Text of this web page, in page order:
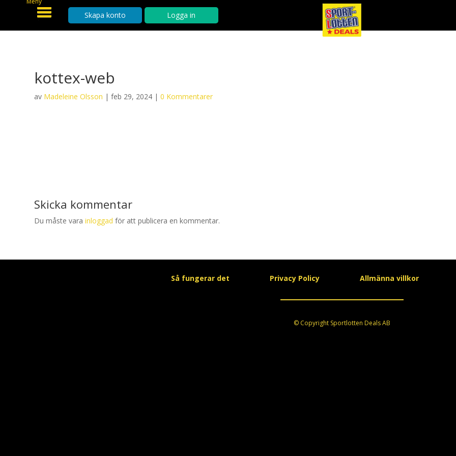
Skapa konto Logga in
kottex-web
av Madeleine Olsson |feb 29, 2024 |0 Kommentarer
Skicka kommentar
Du måste varainloggad för att publicera en kommentar.
Så fungerar det Privacy Policy Allmänna villkor
© Copyright Sportlotten Deals AB